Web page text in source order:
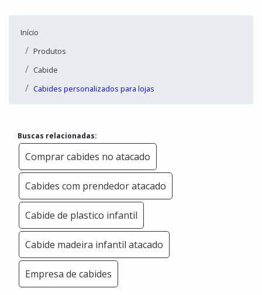
Início
Produtos
Cabide
Cabides personalizados para lojas
Buscas relacionadas:
Comprar cabides no atacado
Cabides com prendedor atacado
Cabide de plastico infantil
Cabide madeira infantil atacado
Empresa de cabides